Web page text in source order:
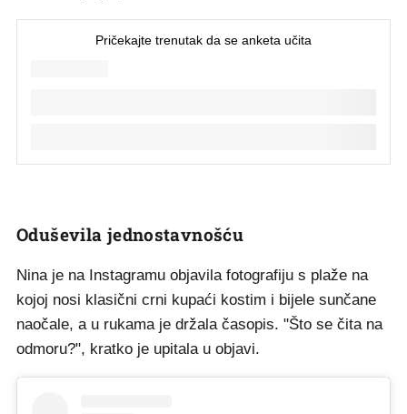
Oduševila jednostavnošću
Nina je na Instagramu objavila fotografiju s plaže na
kojoj nosi klasični crni kupaći kostim i bijele sunčane
naočale, a u rukama je držala časopis. "Što se čita na
odmoru?", kratko je upitala u objavi.